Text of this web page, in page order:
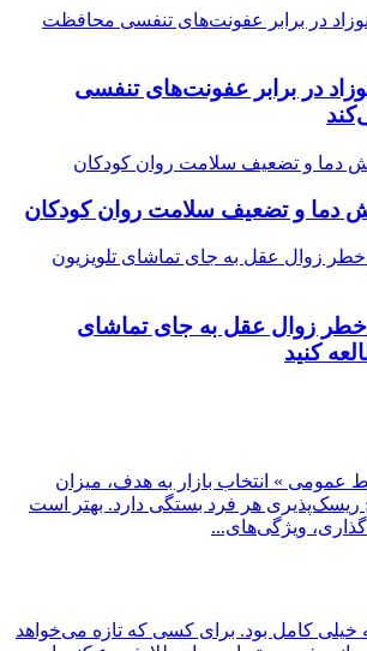
در برابر عفونت‌های تنفسی
دما و تضعیف سلامت روان کودکان
زوال عقل به جای تماشای
کنید
عمومی » انتخاب بازار به هدف، میزان
ریسک‌پذیری هر فرد بستگی دارد. بهتر است
ویژگی‌های...
خیلی کامل بود. برای کسی که تازه می‌خواهد